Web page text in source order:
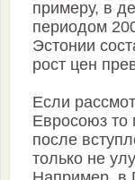
примеру, в
периодом
Эстонии
рост цен
Если
Евросоюз
после
только не